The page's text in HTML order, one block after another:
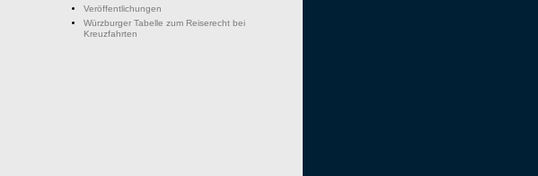
Veröffentlichungen
Würzburger Tabelle zum Reiserecht bei
Kreuzfahrten